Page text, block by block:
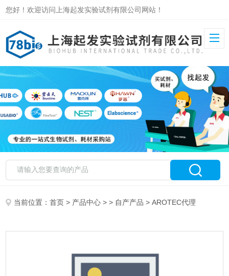
您好！欢迎访问上海起发实验试剂有限公司网站！
当前位置：首页 > 产品中心 > > 自产产品 > AROTEC代理